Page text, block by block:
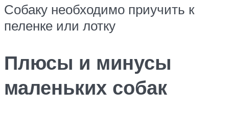
Собаку необходимо приучить к
пеленке или лотку
Плюсы и минусы
маленьких собак